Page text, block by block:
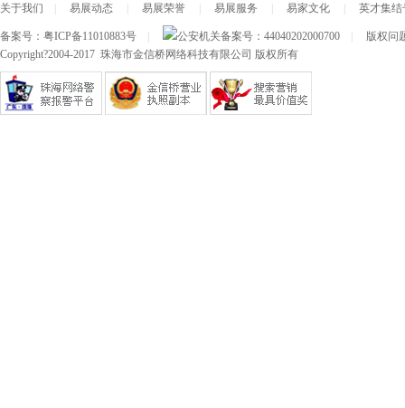
关于我们 易展动态 易展荣誉 易展服务 易家文化 英才集结
备案号： 粤ICP备11010883号 公安机关备案号： 44040202000700
版权问
Copyright?2004-2017 珠海市金信桥网络科技有限公司 版权所有